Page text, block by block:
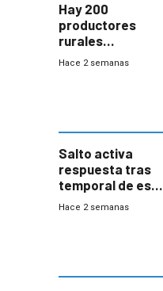
Hay 200
productores
rurales
afectados tras
Hace 2 semanas
Salto activa
respuesta tras
temporal de este
sábado con
Hace 2 semanas